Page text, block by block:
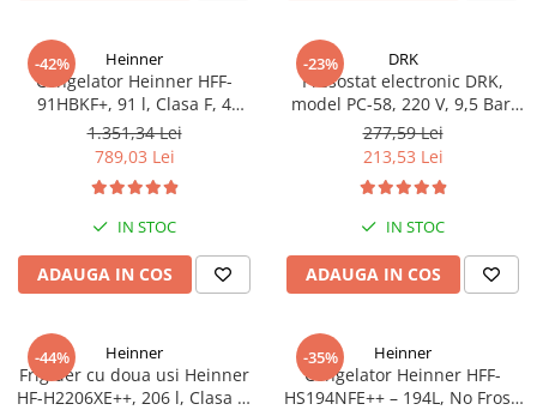
-42% Heinner
Congelator Heinner HFF-
91HBKF+, 91 l, Clasa F, 4
sertare, Control mecanic, H 85
cm, Negru
1.351,34 Lei
789,03 Lei
IN STOC
ADAUGA IN COS
-23% DRK
Presostat electronic DRK,
model PC-58, 220 V, 9,5 Bar,
1Kw, 10A
277,59 Lei
213,53 Lei
IN STOC
ADAUGA IN COS
-44% Heinner
Frigider cu doua usi Heinner
HF-H2206XE++, 206 l, Clasa E,
-35% Heinner
Congelator Heinner HFF-
HS194NFE++ – 194L, No Frost,